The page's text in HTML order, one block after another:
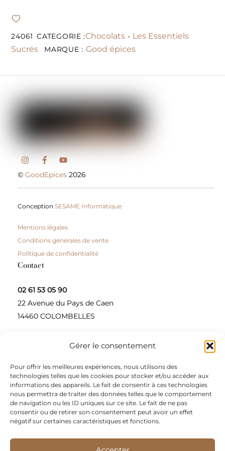
Gérer le consentement
Pour offrir les meilleures expériences, nous utilisons des
technologies telles que les cookies pour stocker et/ou accéder aux
informations des appareils. Le fait de consentir à ces technologies
nous permettra de traiter des données telles que le comportement
de navigation ou les ID uniques sur ce site. Le fait de ne pas
consentir ou de retirer son consentement peut avoir un effet
négatif sur certaines caractéristiques et fonctions.
24061 CATEGORIE :Chocolats - Les Essentiels
Sucrés
MARQUE : Good épices
©GoodEpices 2026
ConceptionSESAME Informatique
Mentions légales
Conditions générales de vente
Politique de confidentialité
Contact
02 61 53 05 90
22 Avenue du Pays de Caen
14460 COLOMBELLES
Contactez-nous
A propos
Une entreprise à taille humaine, concepteur et
fournisseur de produits alimentaires et d’épices pour
les restaurateurs, dont le siège social est à Colombelles